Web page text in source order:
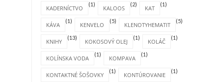
KADERNÍCTVO
(1)
KALOOS
(2)
KAT
(1)
KÁVA
(1)
KENVELO
(5)
KLENOTYHEMATIT
(5)
KNIHY
(13)
KOKOSOVÝ OLEJ
(1)
KOLÁČ
(1)
KOLÍNSKA VODA
(1)
KOMPAVA
(1)
KONTAKTNÉ ŠOŠOVKY
(1)
KONTÚROVANIE
(1)